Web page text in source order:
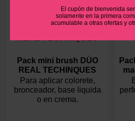
Pack mini brush DÚO
REAL TECHINQUES
Para aplicar colorete,
bronceador, base liquida
o en crema.
El cupón de bienvenida
solamente en la primera
acumulable a otras ofertas y